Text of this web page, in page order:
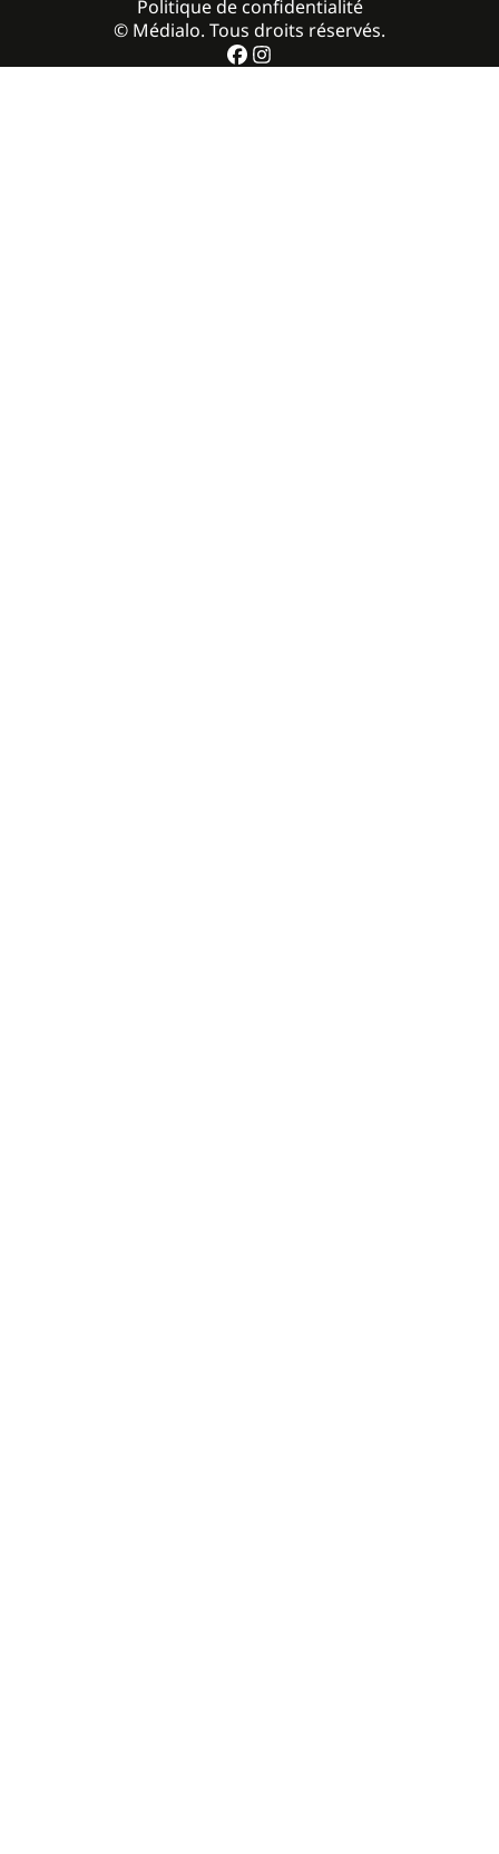
© Médialo. Tous droits réservés.
Politique de confidentialité